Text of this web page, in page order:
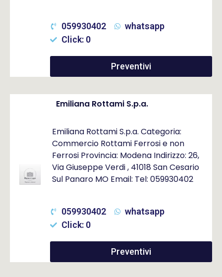
059930402
whatsapp
Click: 0
Preventivi
Emiliana Rottami S.p.a.
Emiliana Rottami S.p.a. Categoria:
Commercio Rottami Ferrosi e non
Ferrosi Provincia: Modena Indirizzo: 26,
Via Giuseppe Verdi , 41018 San Cesario
Sul Panaro MO Email: Tel: 059930402
059930402
whatsapp
Click: 0
Preventivi